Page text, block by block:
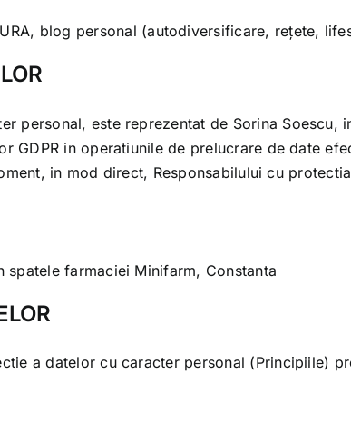
, blog personal (autodiversificare, rețete,
personal, este reprezentat de Sorina Soescu,
GDPR in operatiunile de prelucrare de date
in mod direct, Responsabilului cu
farmaciei Minifarm, Constanta
a datelor cu caracter personal (Principiile)